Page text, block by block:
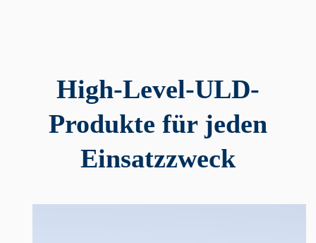
High-Level-ULD-
Produkte für jeden
Einsatzzweck